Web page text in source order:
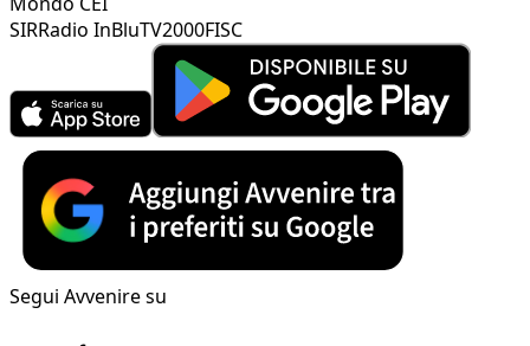
SIRRadio InBluTV2000FISC
Segui Avvenire su